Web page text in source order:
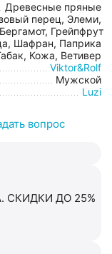
Древесные пряные
перец, Элеми,
Бергамот, Грейпфрут
Шафран, Паприка
Кожа, Ветивер
Viktor&Rolf
Мужской
Luzi
вопрос
СКИДКИ ДО 25%